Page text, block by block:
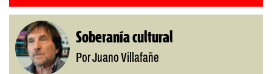
Soberanía cultural
Por Juano Villafañe